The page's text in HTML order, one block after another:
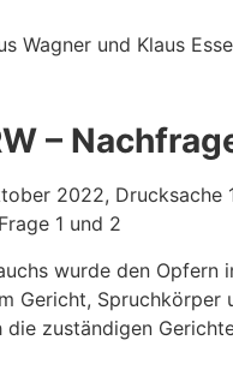
Wagner und Klaus
–
2022, Drucksache
1 und 2
wurde den
Gericht, Spruchkörper
zuständigen